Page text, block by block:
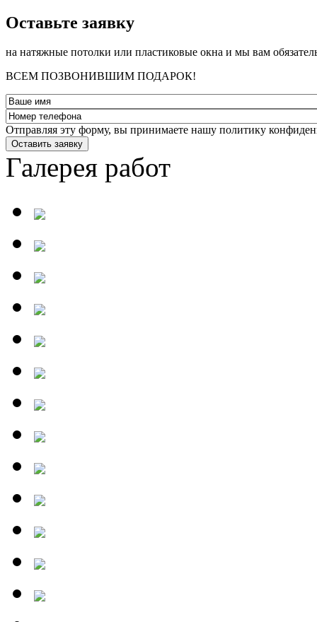
­Оставьте заявку
на натяжные потолки или пластиковые окна и мы вам
ВСЕМ ПОЗВОНИВШИМ ПОДАРОК!
Отправляя эту форму, вы принимаете нашу политику
Оставить заявку
Галерея работ